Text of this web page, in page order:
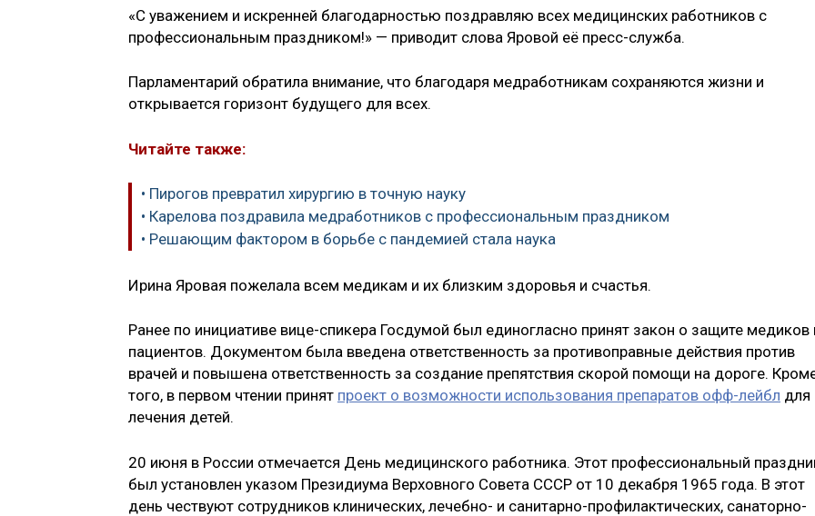
«С уважением и искренней благодарностью поздравляю всех медицинских работников с
профессиональным праздником!» — приводит слова Яровой её пресс-служба.
Парламентарий обратила внимание, что благодаря медработникам сохраняются жизни и
открывается горизонт будущего для всех.
Читайте также:
• Пирогов превратил хирургию в точную науку
• Карелова поздравила медработников с профессиональным праздником
• Решающим фактором в борьбе с пандемией стала наука
Ирина Яровая пожелала всем медикам и их близким здоровья и счастья.
Ранее по инициативе вице-спикера Госдумой был единогласно принят закон о защите медиков
пациентов. Документом была введена ответственность за противоправные действия против
врачей и повышена ответственность за создание препятствия скорой помощи на дороге.
того, в первом чтении принят проект о возможности использования препаратов офф-лейбл для
лечения детей.
20 июня в России отмечается День медицинского работника. Этот профессиональный
был установлен указом Президиума Верховного Совета СССР от 10 декабря 1965 года. В этот
день чествуют сотрудников клинических, лечебно- и санитарно-профилактических, санаторно-